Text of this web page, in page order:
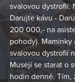
svalovou dystrofií.
Darujte kávu -
200 000,- na
pohody).
svalovou dystrofií
Musejí se starat o
hodin denně. Tím,